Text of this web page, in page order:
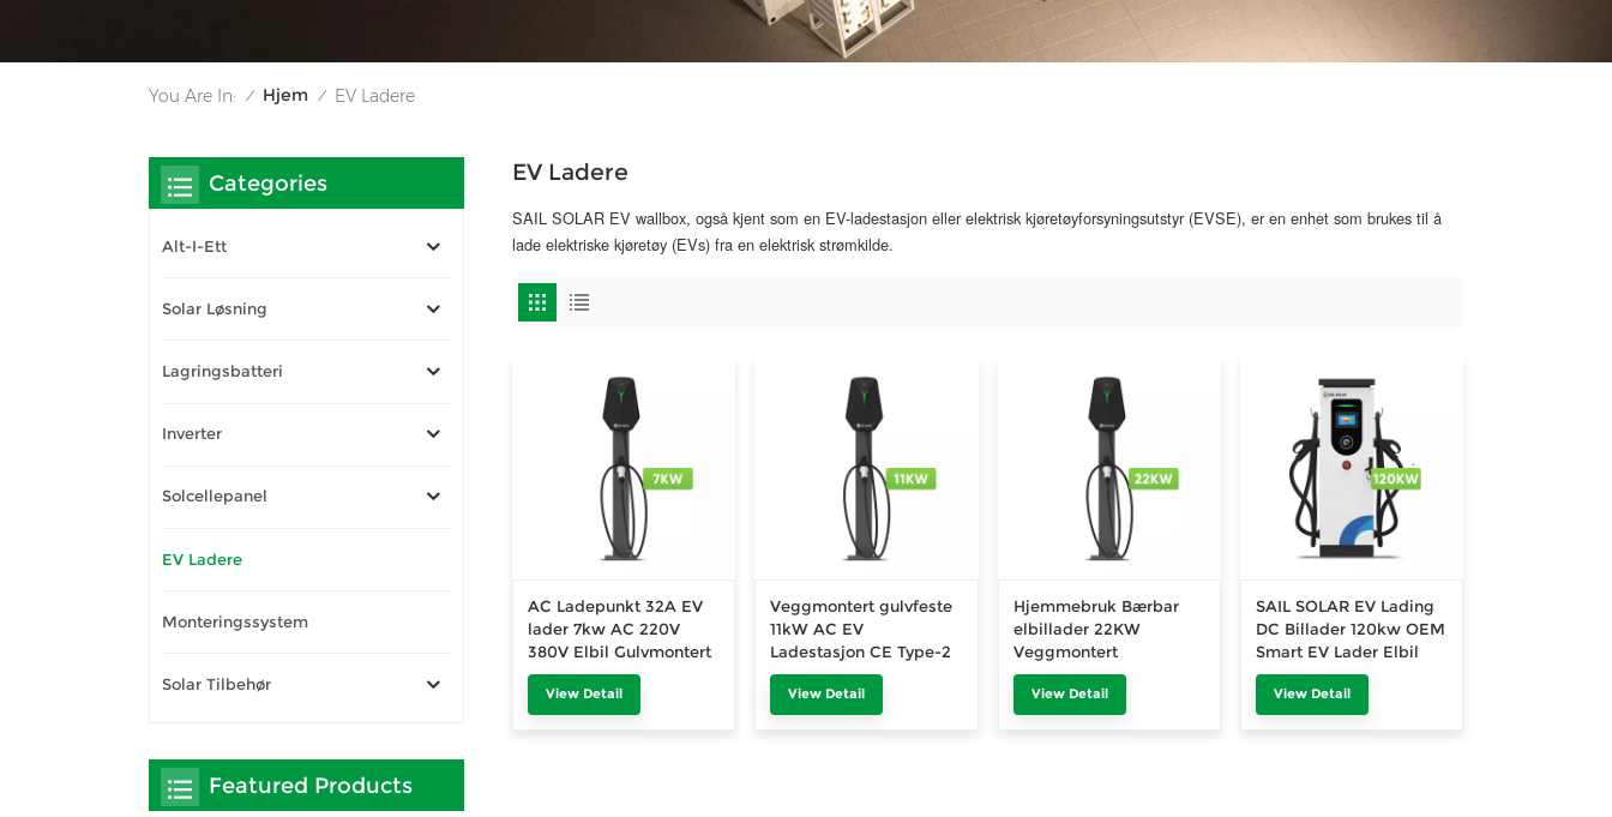
You Are In: / Hjem / EV Ladere
EV Ladere
SAIL SOLAR EV wallbox, også kjent som en EV-ladestasjon eller elektrisk kjøretøyforsyningsutstyr (EVSE), er en enhet som brukes til å
lade elektriske kjøretøy (EVs) fra en elektrisk strømkilde.
AC Ladepunkt 32A EV
lader 7kw AC 220V
380V Elbil Gulvmontert
Ladestasjon
View Detail
Veggmontert gulvfeste
11kW AC EV
Ladestasjon CE Type-2
Offentlig Ocpp
Ladesystem for
elektriske kjøretøy
View Detail
Hjemmebruk Bærbar
elbillader 22KW
Veggmontert
gulvladestasjon
Premium veggboks for
elektriske kjøretøy
View Detail
SAIL SOLAR EV Lading
DC Billader 120kw OEM
Smart EV Lader Elbil
Ladestasjon
View Detail
Categories
Alt-I-Ett
Solar Løsning
Lagringsbatteri
Inverter
Solcellepanel
EV Ladere
Monteringssystem
Solar Tilbehør
Featured Products